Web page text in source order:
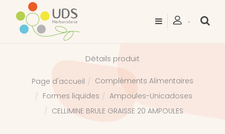
Détails produit
Page d'accueil
Compléments Alimentaires
Formes liquides
Ampoules-Unicadoses
CELLIMINE BRULE GRAISSE 20 AMPOULES